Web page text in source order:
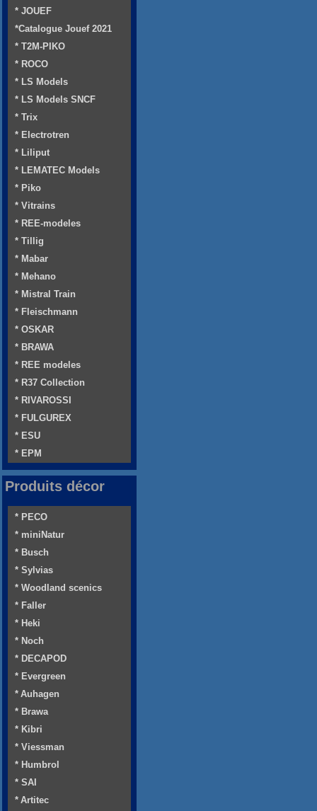
* JOUEF
*Catalogue Jouef 2021
* T2M-PIKO
* ROCO
* LS Models
* LS Models SNCF
* Trix
* Electrotren
* Liliput
* LEMATEC Models
* Piko
* Vitrains
* REE-modeles
* Tillig
* Mabar
* Mehano
* Mistral Train
* Fleischmann
* OSKAR
* BRAWA
* REE modeles
* R37 Collection
* RIVAROSSI
* FULGUREX
* ESU
* EPM
Produits décor
* PECO
* miniNatur
* Busch
* Sylvias
* Woodland scenics
* Faller
* Heki
* Noch
* DECAPOD
* Evergreen
* Auhagen
* Brawa
* Kibri
* Viessman
* Humbrol
* SAI
* Artitec